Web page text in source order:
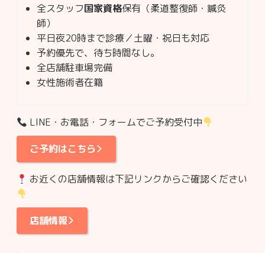
全スタッフ国家資格保有（柔道整復師・鍼灸
師）
平日夜20時まで診療／土曜・祝日も対応
予約優先で、待ち時間なし。
全店舗駐車場完備
女性施術者在籍
LINE・お電話・フォームでご予約受付中
ご予約はこちら
お近くの店舗情報は下記リンクからご確認ください
店舗情報